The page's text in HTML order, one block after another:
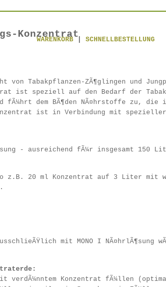
Konzentrat
WARENKORB SCHNELLBESTELLUNG
von Tabakpflanzen-ZÃ¶glingen und
ist speziell auf den Bedarf der
fÃ¼hrt dem BÃ¶den NÃ¤hrstoffe zu,
ist in Verbindung mit spezieller
- ausreichend fÃ¼r insgesamt 150
z.B. 20 ml Konzentrat auf 3 Liter mit
mit MONO I NÃ¤hrlÃ¶sung
verdÃ¼nntem Konzentrat fÃ¼llen